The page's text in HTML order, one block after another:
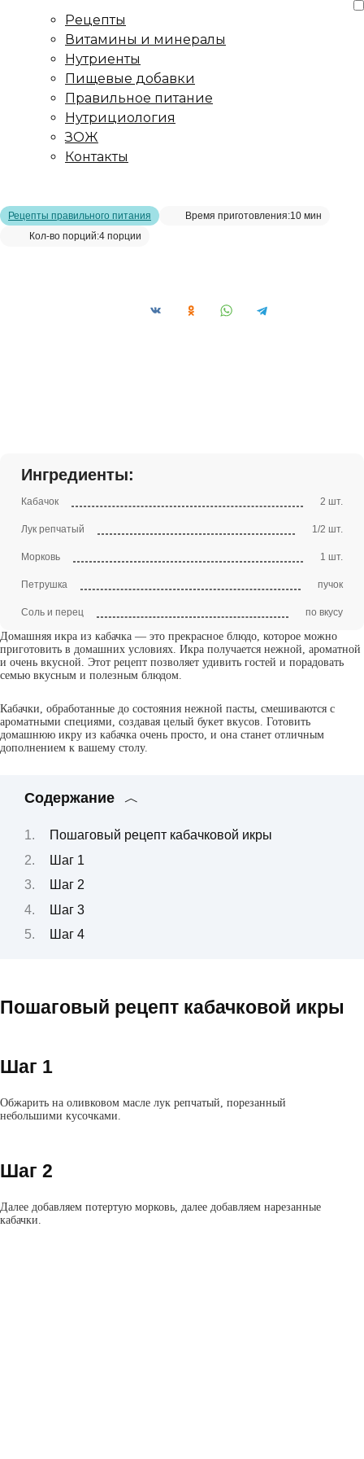
Рецепты
Витамины и минералы
Нутриенты
Пищевые добавки
Правильное питание
Нутрициология
ЗОЖ
Контакты
Рецепты правильного питания Время приготовления:10 мин
Кол-во порций:4 порции
Ингредиенты:
Кабачок 2 шт.
Лук репчатый 1/2 шт.
Морковь 1 шт.
Петрушка пучок
Соль и перец по вкусу
Домашняя икра из кабачка — это прекрасное блюдо, которое можно
приготовить в домашних условиях. Икра получается нежной, ароматной
и очень вкусной. Этот рецепт позволяет удивить гостей и порадовать
семью вкусным и полезным блюдом.
Кабачки, обработанные до состояния нежной пасты, смешиваются с
ароматными специями, создавая целый букет вкусов. Готовить
домашнюю икру из кабачка очень просто, и она станет отличным
дополнением к вашему столу.
Содержание
Пошаговый рецепт кабачковой икры
Шаг 1
Шаг 2
Шаг 3
Шаг 4
Пошаговый рецепт кабачковой икры
Шаг 1
Обжарить на оливковом масле лук репчатый, порезанный
небольшими кусочками.
Шаг 2
Далее добавляем потертую морковь, далее добавляем нарезанные
кабачки.